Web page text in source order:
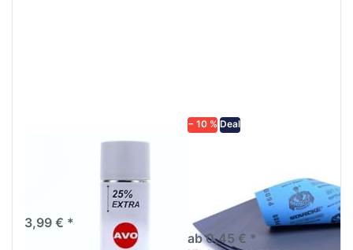
3,99 € *
− 10 % Deal
diversen Körnungen
Nass-Schleifpapier zur nass
und trocken anwendung
ab 0,45 € *